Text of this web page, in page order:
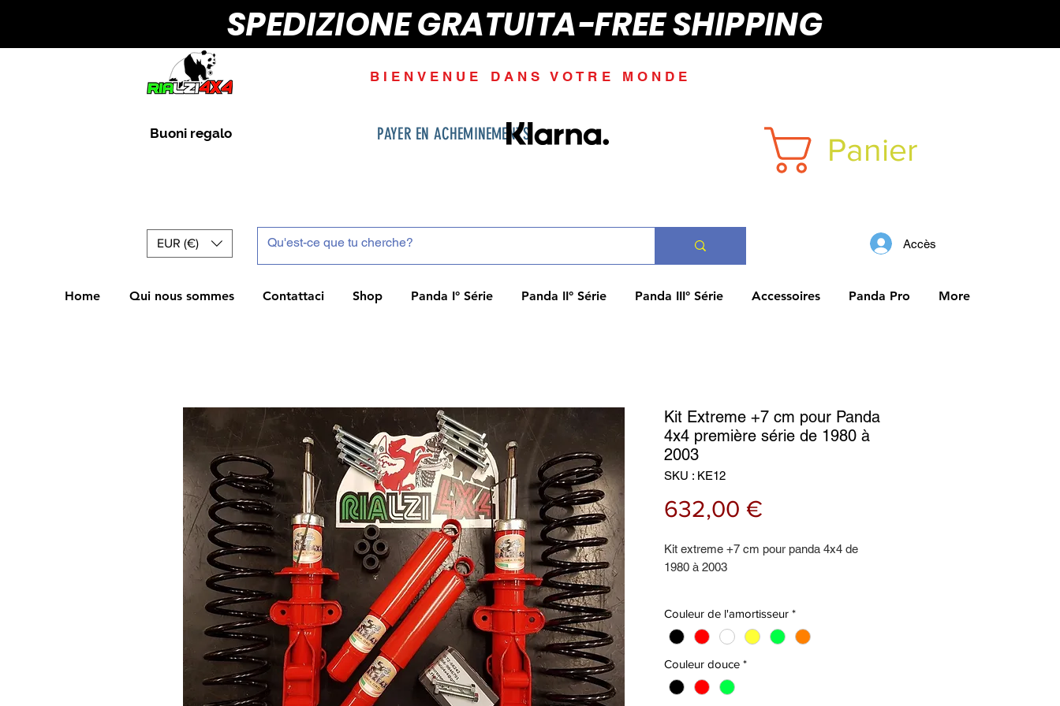
SPEDIZIONE GRATUITA-FREE SHIPPING
Buoni regalo
BIENVENUE DANS VOTRE MONDE
PAYER EN ACHEMINEMENTS Panier
EUR (€) Accès
Home Qui nous sommes Contattaci Shop Panda I° Série Panda II° Série Panda III° Série Accessoires Panda Pro More
Kit Extreme +7 cm pour Panda
4x4 première série de 1980 à
2003
SKU : KE12
632,00 €
Kit extreme +7 cm pour panda 4x4 de
1980 à 2003
Amortisseurs avant,
Ressorts avant,
Ressorts arrière,
Epaisseurs arrière sous ressorts à lames
Couleur de l'amortisseur *
Couleur douce *